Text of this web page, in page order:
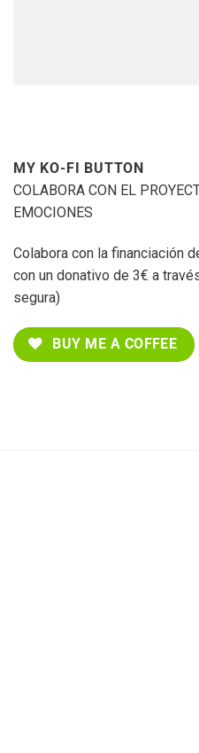
MY KO-FI BUTTON
COLABORA CON EL
EMOCIONES
Colabora con la financiación
con un donativo de 3€ a
segura)
BUY ME A COFFEE